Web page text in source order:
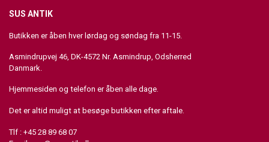
SUS ANTIK
Butikken er åben hver lørdag og søndag fra 11-15.
Asmindrupvej 46, DK-4572 Nr. Asmindrup, Odsherred
Danmark.
Hjemmesiden og telefon er åben alle dage.
Det er altid muligt at besøge butikken efter aftale.
Tlf : +45 28 89 68 07